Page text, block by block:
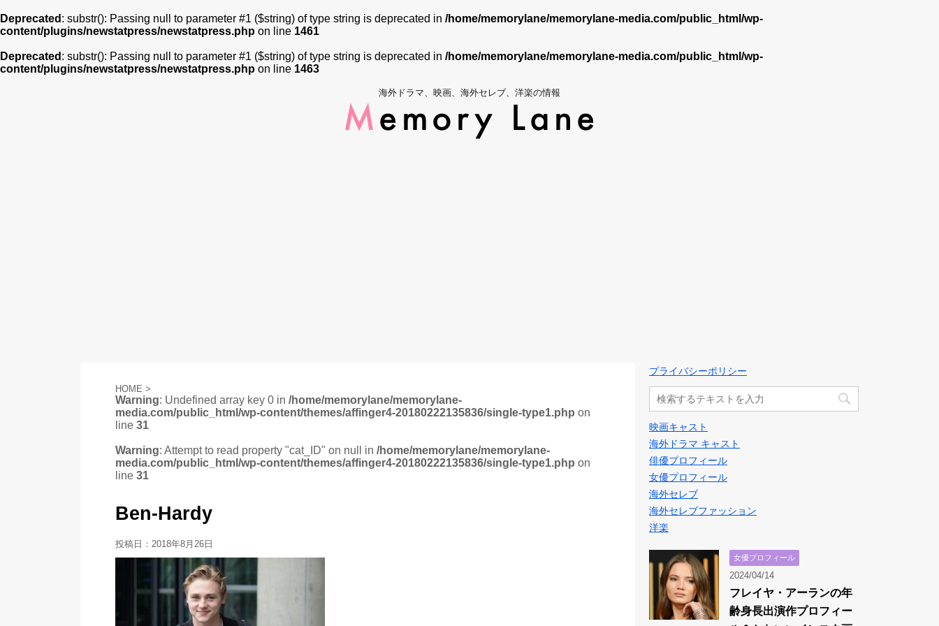
Deprecated : substr(): Passing null to parameter #1 ($string) of type string is deprecated in /home/memorylane/memorylane-media.com/public_html/wp-
content/plugins/newstatpress/newstatpress.php on line 1461
Deprecated : substr(): Passing null to parameter #1 ($string) of type string is deprecated in /home/memorylane/memorylane-media.com/public_html/wp-
content/plugins/newstatpress/newstatpress.php on line 1463
海外ドラマ、映画、海外セレブ、洋楽の情報
HOME >
Warning: Undefined array key 0 in /home/memorylane/memorylane-
media.com/public_html/wp-content/themes/affinger4-20180222135836/single-type1.php on
line 31
Warning: Attempt to read property "cat_ID" on null in /home/memorylane/memorylane-
media.com/public_html/wp-content/themes/affinger4-20180222135836/single-type1.php on
line 31
Ben-Hardy
投稿日： 2018年8月26日
プライバシーポリシー
映画キャスト
海外ドラマ キャスト
俳優プロフィール
女優プロフィール
海外セレブ
海外セレブファッション
洋楽
女優プロフィール
2024/04/14
フレイヤ・アーランの年
齢身長出演作プロフィー